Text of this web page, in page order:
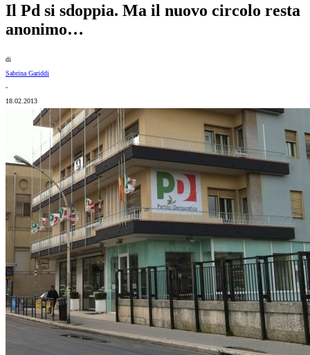
Il Pd si sdoppia. Ma il nuovo circolo resta
anonimo…
di
Sabrina Gariddi
-
18.02.2013